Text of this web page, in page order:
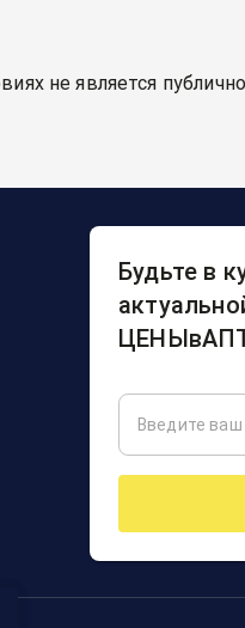
не является
Будьте в